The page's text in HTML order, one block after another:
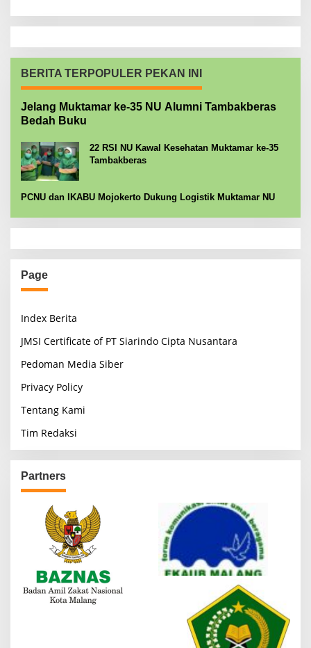
BERITA TERPOPULER PEKAN INI
Jelang Muktamar ke-35 NU Alumni Tambakberas
Bedah Buku
22 RSI NU Kawal Kesehatan Muktamar ke-35
Tambakberas
PCNU dan IKABU Mojokerto Dukung Logistik Muktamar NU
Page
Index Berita
JMSI Certificate of PT Siarindo Cipta Nusantara
Pedoman Media Siber
Privacy Policy
Tentang Kami
Tim Redaksi
Partners